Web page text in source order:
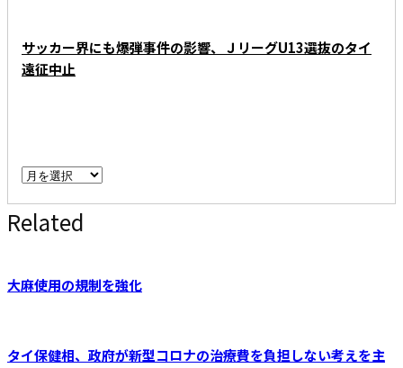
サッカー界にも爆弾事件の影響、ＪリーグU13選抜のタイ
遠征中止
ARCHIVE
月
別
ー
ブ
Related
大麻使用の規制を強化
タイ保健相、政府が新型コロナの治療費を負担しない考えを主